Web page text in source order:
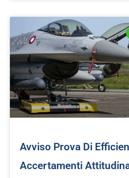
Avviso Prova Di
Accertamenti